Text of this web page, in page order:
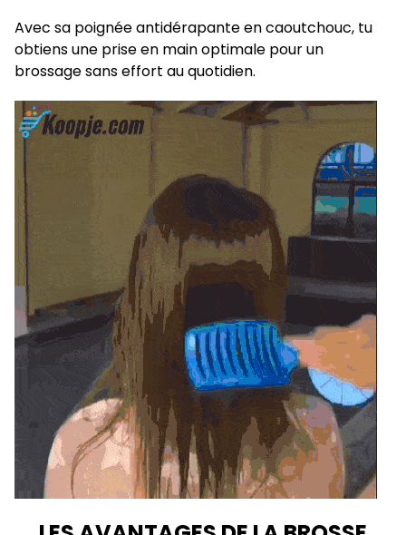
Avec sa poignée antidérapante en caoutchouc, tu
obtiens une prise en main optimale pour un
brossage sans effort au quotidien.